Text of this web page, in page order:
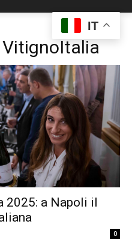
2025: a Napoli il
0
IT